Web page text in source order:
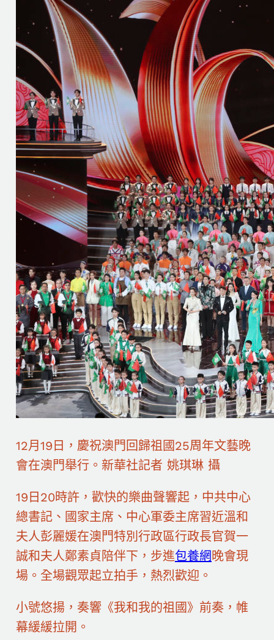
12月19日，慶祝澳門回歸祖國25周年文藝晚
會在澳門舉行。新華社記者 姚琪琳 攝
19日20時許，歡快的樂曲聲響起，中共中心
總書記、國家主席、中心軍委主席習近溫和
夫人彭麗媛在澳門特別行政區行政長官賀一
誠和夫人鄭素貞陪伴下，步進包養網 晚會現
場。全場觀眾起立拍手，熱烈歡迎。
小號悠揚，奏響《我和我的祖國》前奏，帷
幕緩緩拉開。